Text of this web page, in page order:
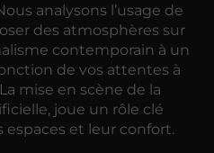
analysons l’usage de
des atmosphères sur
contemporain à un
de vos attentes à
mise en scène de la
joue un rôle clé
espaces et leur confort.